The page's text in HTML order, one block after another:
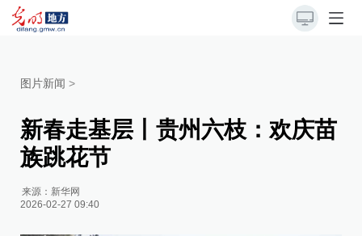
图片新闻 >
新春走基层丨贵州六枝：欢庆苗
族跳花节
来源： 新华网
2026-02-27 09:40